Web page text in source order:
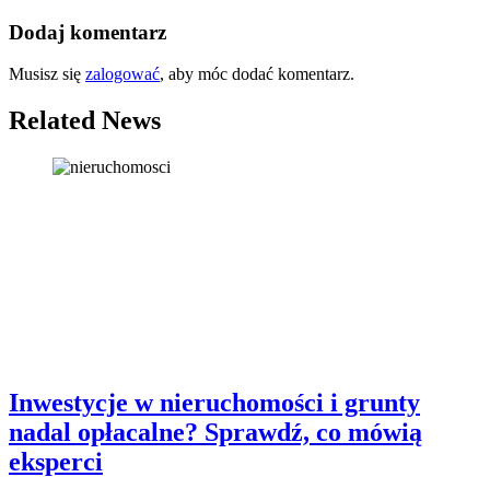
Dodaj komentarz
Musisz się zalogować, aby móc dodać komentarz.
Related News
Inwestycje w nieruchomości i grunty
nadal opłacalne? Sprawdź, co mówią
eksperci